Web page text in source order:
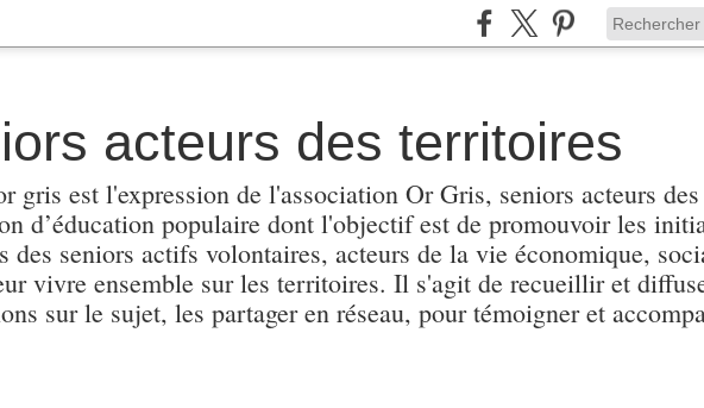
acteurs des territoires
gris est l'expression de l'association Or Gris, seniors acteurs
d’éducation populaire dont l'objectif est de promouvoir les
des seniors actifs volontaires, acteurs de la vie économique,
vivre ensemble sur les territoires. Il s'agit de recueillir et
sur le sujet, les partager en réseau, pour témoigner et